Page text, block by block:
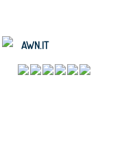
AWN.IT